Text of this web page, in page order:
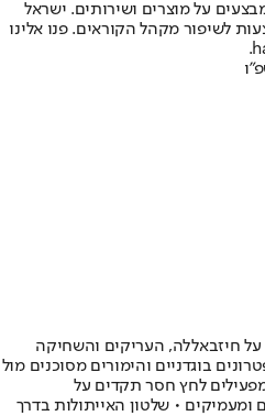
על מוצרים ושירותים. ישראל
לשיפור מקהל הקוראים. פנו אלינו
חיזבאללה, העריקים והשחיקה
בוגדניים והימורים מסוכנים מול
לחץ חסר תקדים על
• שלטון האייתולות בדרך